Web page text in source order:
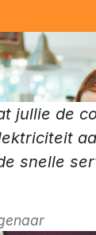
jullie de
snelle